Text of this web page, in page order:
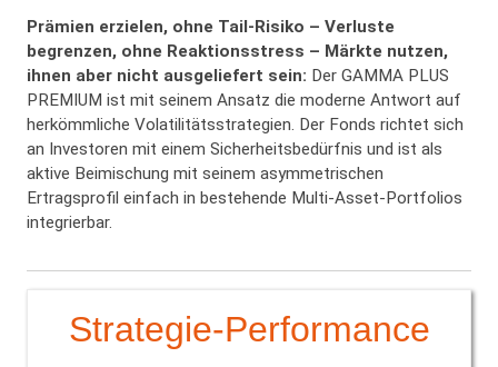
Prämien erzielen, ohne Tail-Risiko – Verluste
begrenzen, ohne Reaktionsstress – Märkte nutzen,
ihnen aber nicht ausgeliefert sein: Der GAMMA PLUS
PREMIUM ist mit seinem Ansatz die moderne Antwort auf
herkömmliche Volatilitätsstrategien. Der Fonds richtet sich
an Investoren mit einem Sicherheitsbedürfnis und ist als
aktive Beimischung mit seinem asymmetrischen
Ertragsprofil einfach in bestehende Multi-Asset-Portfolios
integrierbar.
Strategie-Performance